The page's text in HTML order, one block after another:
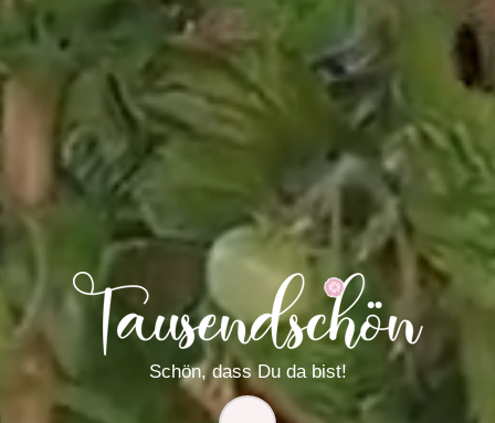
Schön, dass Du da bist!